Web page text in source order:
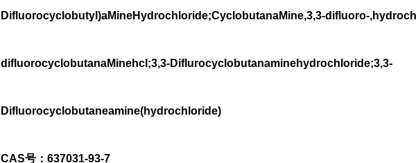
Difluorocyclobutyl)aMineHydrochloride;CyclobutanaMine,3,3-difluoro-
difluorocyclobutanaMinehcl;3,3-Diflurocyclobutanaminehydrochloride;3,3-
Difluorocyclobutaneamine(hydrochloride)
CAS号：637031-93-7